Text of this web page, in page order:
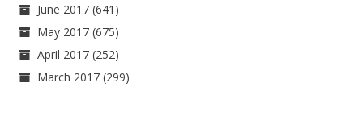
June 2017 (641)
May 2017 (675)
April 2017 (252)
March 2017 (299)